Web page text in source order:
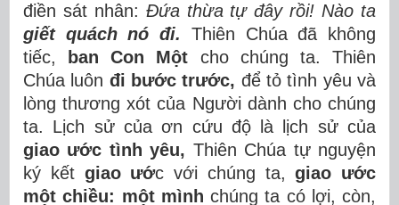
điền sát nhân: Đứa thừa tự đây rồi! Nào ta
giết quách nó đi. Thiên Chúa đã không
tiếc,
ban Con Một cho chúng ta. Thiên
Chúa luôn đi bước trước, để tỏ tình yêu và
lòng thương xót của Người dành cho chúng
ta. Lịch sử của ơn cứu độ là lịch sử của
giao ước tình yêu, Thiên Chúa tự nguyện
ký kết giao ước với chúng ta,giao ước
một chiều: một mình chúng ta có lợi, còn,